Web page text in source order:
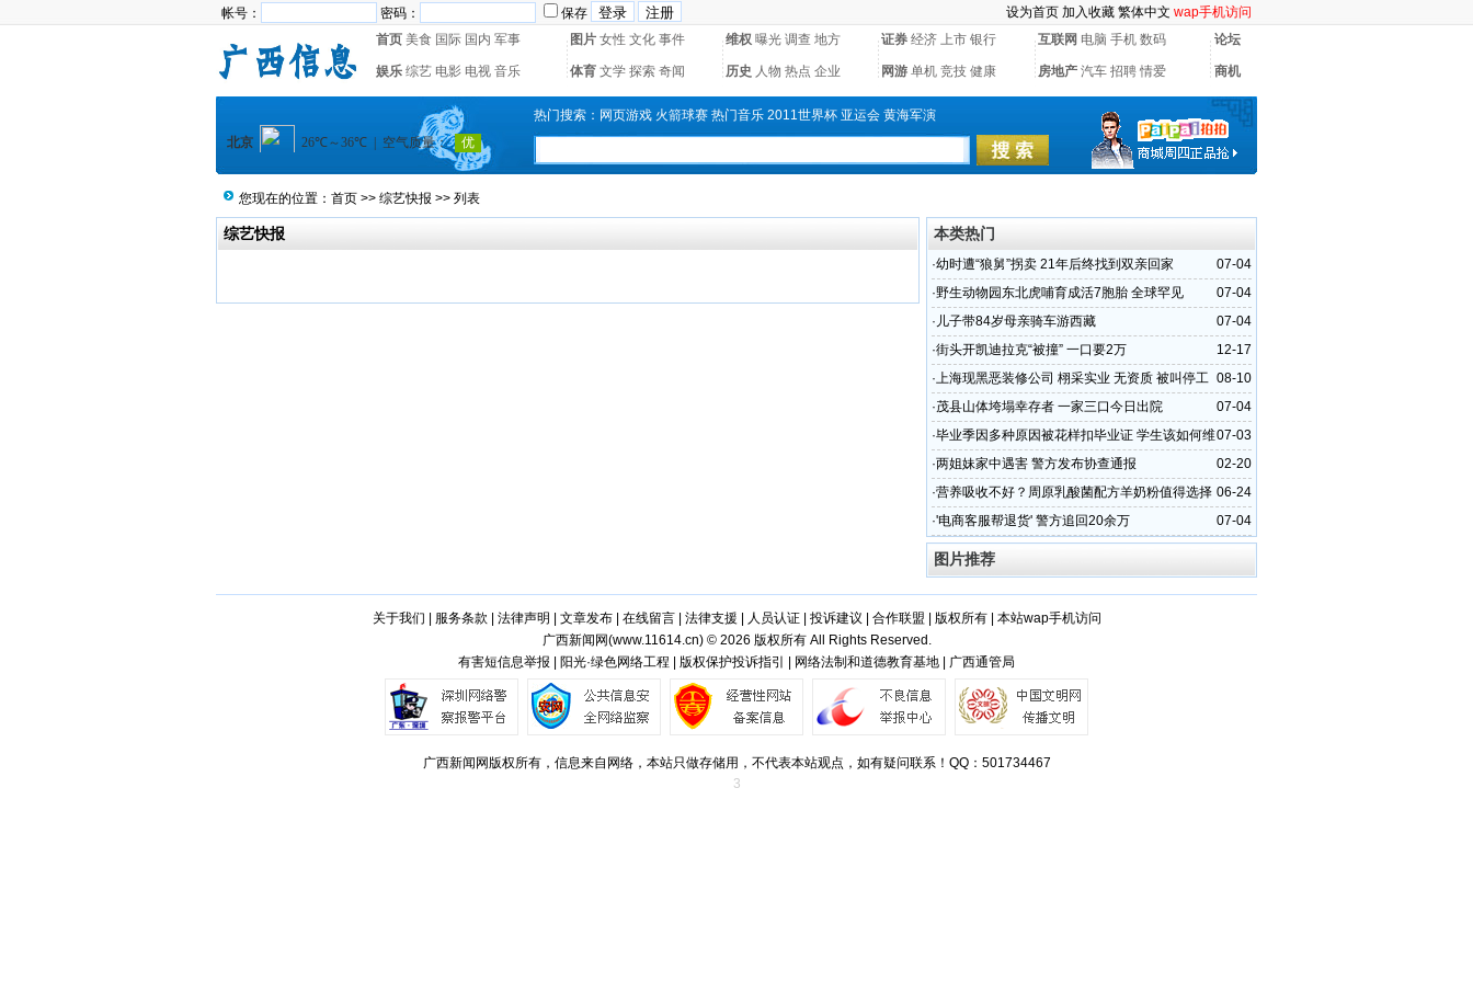
帐号： 密码： 保存 设为首页 加入收藏 繁体中文 wap手机访问
首页 美食 国际 国内 军事 图片 女性 文化 事件 维权 曝光 调查 地方 证券 经济 上市 银行 互联网 电脑 手机 数码 论坛
娱乐 综艺 电影 电视 音乐 体育 文学 探索 奇闻 历史 人物 热点 企业 网游 单机 竞技 健康 房地产 汽车 招聘 情爱 商机
热门搜索： 网页游戏 火箭球赛 热门音乐 2011世界杯 亚运会 黄海军演
您现在的位置： 首页 >> 综艺快报 >> 列表
综艺快报 本类热门
07-04
·幼时遭“狼舅”拐卖 21年后终找到双亲回家
07-04
·野生动物园东北虎哺育成活7胞胎 全球罕见
07-04
· 儿子带84岁母亲骑车游西藏
12-17
·街头开凯迪拉克“被撞” 一口要2万
08-10
·上海现黑恶装修公司 栩采实业 无资质 被叫停工
后欲勒索5400万元
07-04
·茂县山体垮塌幸存者 一家三口今日出院
07-03
·毕业季因多种原因被花样扣毕业证 学生该如何维
权？
02-20
·两姐妹家中遇害 警方发布协查通报
06-24
·营养吸收不好？周原乳酸菌配方羊奶粉值得选择
07-04
·'电商客服帮退货' 警方追回20余万
图片推荐
关于我们 服务条款 法律声明 文章发布| 在线留言| 法律支援 人员认证| 投诉建议 合作联盟 版权所有| 本站wap手机访问
广西新闻网(www.11614.cn) © 2026 版权所有 All Rights Reserved.
有害短信息举报 | 阳光·绿色网络工程 | 版权保护投诉指引 | 网络法制和道德教育基地 | 广西通管局
广西新闻网版权所有，信息来自网络，本站只做存储用，不代表本站观点，如有疑问联系！QQ：501734467
3